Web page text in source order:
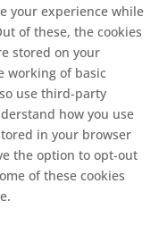
your experience while
of these, the cookies
stored on your
working of basic
use third-party
how you use
in your browser
the option to opt-out
of these cookies